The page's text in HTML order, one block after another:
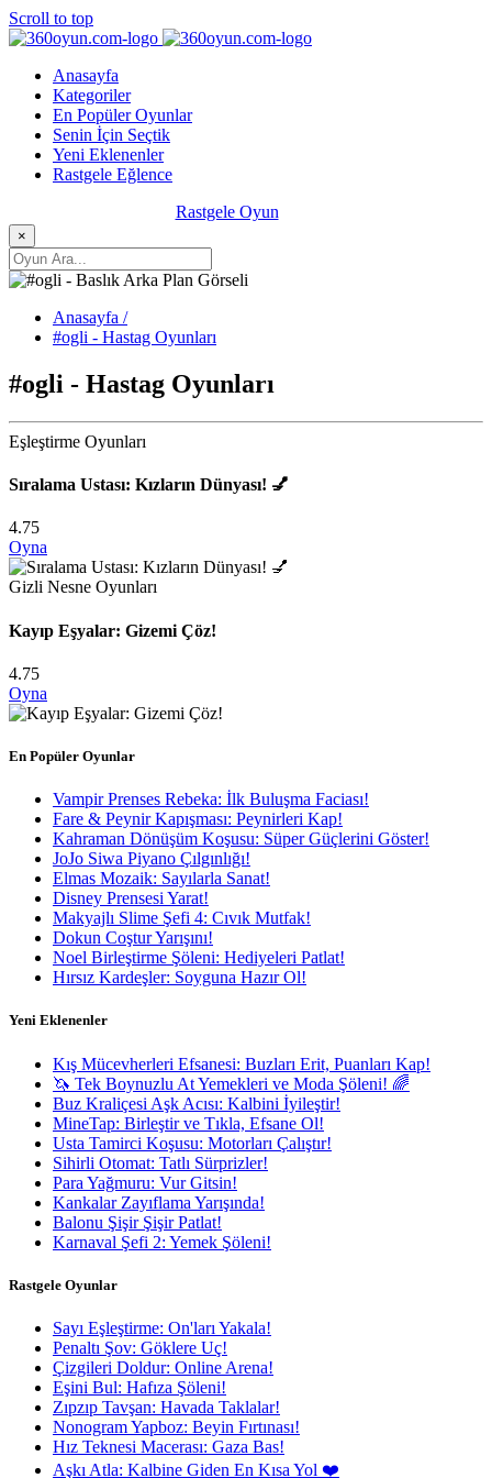
Scroll to top
Anasayfa
Kategoriler
En Popüler Oyunlar
Senin İçin Seçtik
Yeni Eklenenler
Rastgele Eğlence
Rastgele Oyun
×
Anasayfa /
#ogli - Hastag Oyunları
#ogli - Hastag Oyunları
Eşleştirme Oyunları
Sıralama Ustası: Kızların Dünyası! 💅
4.75
Oyna
Gizli Nesne Oyunları
Kayıp Eşyalar: Gizemi Çöz!
4.75
Oyna
En Popüler Oyunlar
Vampir Prenses Rebeka: İlk Buluşma Faciası!
Fare & Peynir Kapışması: Peynirleri Kap!
Kahraman Dönüşüm Koşusu: Süper Güçlerini Göster!
JoJo Siwa Piyano Çılgınlığı!
Elmas Mozaik: Sayılarla Sanat!
Disney Prensesi Yarat!
Makyajlı Slime Şefi 4: Cıvık Mutfak!
Dokun Coştur Yarışını!
Noel Birleştirme Şöleni: Hediyeleri Patlat!
Hırsız Kardeşler: Soyguna Hazır Ol!
Yeni Eklenenler
Kış Mücevherleri Efsanesi: Buzları Erit, Puanları Kap!
🦄 Tek Boynuzlu At Yemekleri ve Moda Şöleni! 🌈
Buz Kraliçesi Aşk Acısı: Kalbini İyileştir!
MineTap: Birleştir ve Tıkla, Efsane Ol!
Usta Tamirci Koşusu: Motorları Çalıştır!
Sihirli Otomat: Tatlı Sürprizler!
Para Yağmuru: Vur Gitsin!
Kankalar Zayıflama Yarışında!
Balonu Şişir Şişir Patlat!
Karnaval Şefi 2: Yemek Şöleni!
Rastgele Oyunlar
Sayı Eşleştirme: On'ları Yakala!
Penaltı Şov: Göklere Uç!
Çizgileri Doldur: Online Arena!
Eşini Bul: Hafıza Şöleni!
Zıpzıp Tavşan: Havada Taklalar!
Nonogram Yapboz: Beyin Fırtınası!
Hız Teknesi Macerası: Gaza Bas!
Aşkı Atla: Kalbine Giden En Kısa Yol ❤️‍